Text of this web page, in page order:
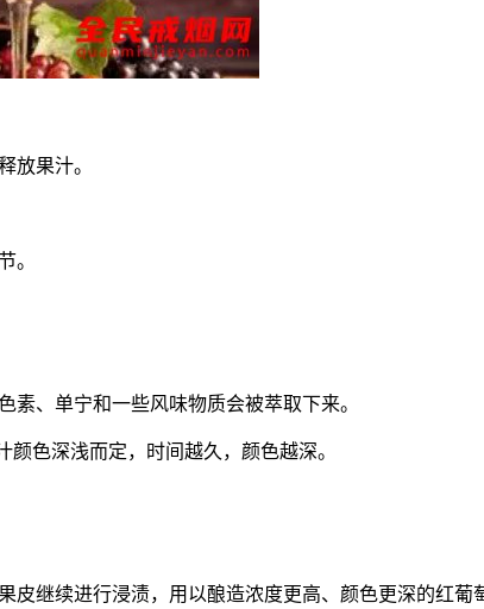
放果汁。
。
、单宁和一些风味物质会被萃取下来。
色深浅而定，时间越久，颜色越深。
继续进行浸渍，用以酿造浓度更高、颜色更深的红葡